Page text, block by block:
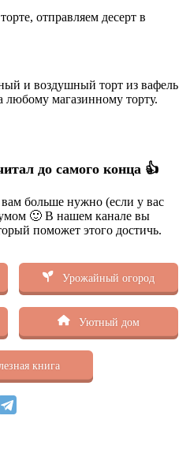
отправляем десерт в
и воздушный торт из вафель
любому магазинному торту.
до самого конца 👍
больше нужно (если у вас
🙂 В нашем канале вы
поможет этого достичь.
Урожайный огород
Уютный дом
книга